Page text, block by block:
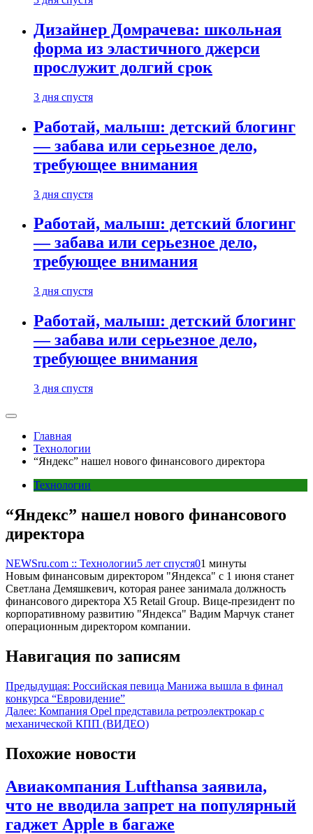
Дизайнер Домрачева: школьная
форма из эластичного джерси
прослужит долгий срок
3 дня спустя
Работай, малыш: детский блогинг
— забава или серьезное дело,
требующее внимания
3 дня спустя
Работай, малыш: детский блогинг
— забава или серьезное дело,
требующее внимания
3 дня спустя
Работай, малыш: детский блогинг
— забава или серьезное дело,
требующее внимания
3 дня спустя
Главная
Технологии
“Яндекс” нашел нового финансового директора
Технологии
“Яндекс” нашел нового финансового
директора
NEWSru.com :: Технологии5 лет спустя01 минуты
Новым финансовым директором "Яндекса" с 1 июня станет
Светлана Демяшкевич, которая ранее занимала должность
финансового директора X5 Retail Group. Вице-президент по
корпоративному развитию "Яндекса" Вадим Марчук станет
операционным директором компании.
Навигация по записям
Предыдущая: Российская певица Манижа вышла в финал
конкурса “Евровидение”
Далее: Компания Opel представила ретроэлектрокар с
механической КПП (ВИДЕО)
Похожие новости
Авиакомпания Lufthansa заявила,
что не вводила запрет на популярный
гаджет Apple в багаже